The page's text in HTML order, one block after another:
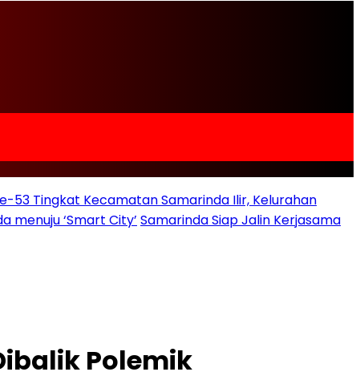
53 Tingkat Kecamatan Samarinda Ilir, Kelurahan
menuju ‘Smart City’ Samarinda Siap Jalin Kerjasama
Polemik